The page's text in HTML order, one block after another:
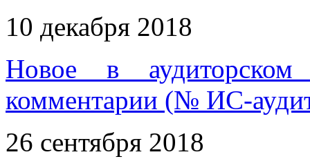
10 декабря 2018
Новое в аудиторском
комментарии (№ ИС-
26 сентября 2018